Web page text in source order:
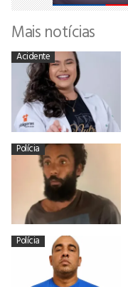
Mais notícias
Acidente
Polícia
Polícia